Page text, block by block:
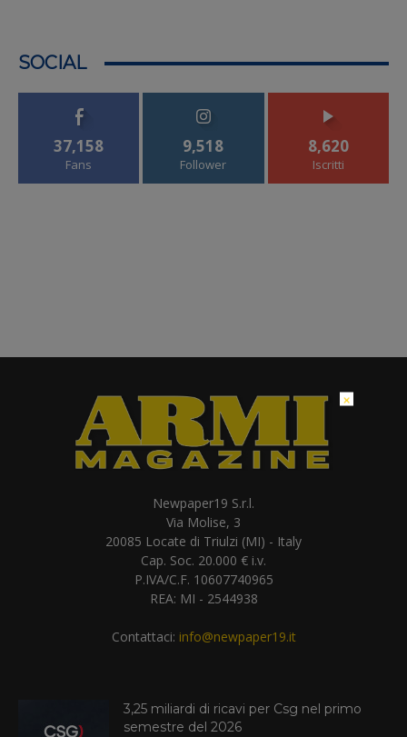
SOCIAL
37,158
Fans
9,518
Follower
8,620
Iscritti
Newpaper19 S.r.l.
Via Molise, 3
20085 Locate di Triulzi (MI) - Italy
Cap. Soc. 20.000 € i.v.
P.IVA/C.F. 10607740965
REA: MI - 2544938
Contattaci: info@newpaper19.it
3,25 miliardi di ricavi per Csg nel primo
semestre del 2026
×